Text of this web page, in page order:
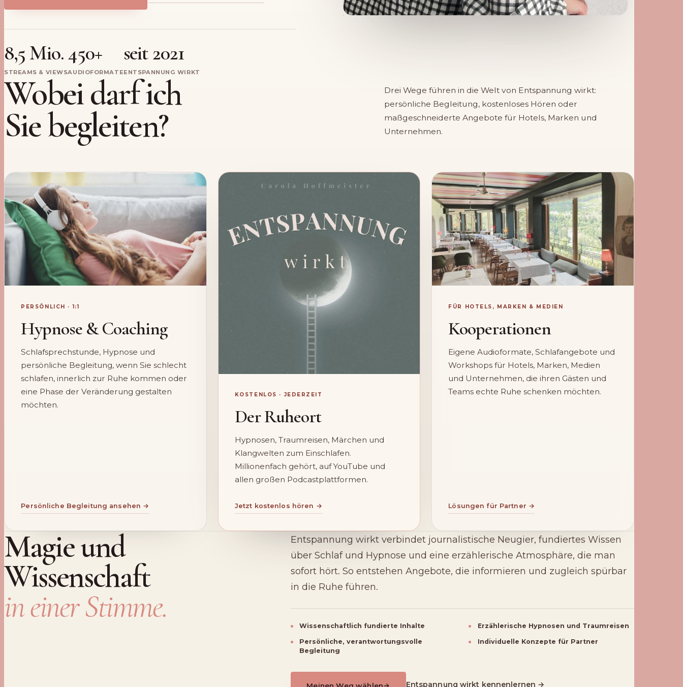
8,5 Mio.
STREAMS & VIEWS
450+
AUDIOFORMATE
seit 2021
ENTSPANNUNG WIRKT
Wobei darf ich
Sie begleiten?
Drei Wege führen in die Welt von Entspannung wirkt:
persönliche Begleitung, kostenloses Hören oder
maßgeschneiderte Angebote für Hotels, Marken und
Unternehmen.
PERSÖNLICH · 1:1
Hypnose & Coaching
Schlafsprechstunde, Hypnose und
persönliche Begleitung, wenn Sie schlecht
schlafen, innerlich zur Ruhe kommen oder
eine Phase der Veränderung gestalten
möchten.
Persönliche Begleitung ansehen →
KOSTENLOS · JEDERZEIT
Der Ruheort
Hypnosen, Traumreisen, Märchen und
Klangwelten zum Einschlafen.
Millionenfach gehört, auf YouTube und
allen großen Podcastplattformen.
Jetzt kostenlos hören →
FÜR HOTELS, MARKEN & MEDIEN
Kooperationen
Eigene Audioformate, Schlafangebote und
Workshops für Hotels, Marken, Medien
und Unternehmen, die ihren Gästen und
Teams echte Ruhe schenken möchten.
Lösungen für Partner →
Magie und
Wissenschaft
in einer Stimme.
Entspannung wirkt verbindet journalistische Neugier, fundiertes Wissen
über Schlaf und Hypnose und eine erzählerische Atmosphäre, die man
sofort hört. So entstehen Angebote, die informieren und zugleich spürbar
in die Ruhe führen.
Wissenschaftlich fundierte Inhalte Erzählerische Hypnosen und Traumreisen
Persönliche, verantwortungsvolle
Begleitung
Individuelle Konzepte für Partner
Entspannung wirkt kennenlernen →